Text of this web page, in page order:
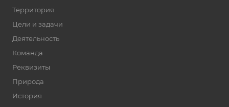
Территория
Цели и задачи
Деятельность
Команда
Реквизиты
Природа
История